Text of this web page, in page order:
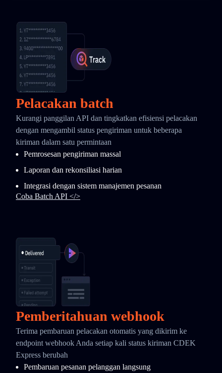
Pelacakan batch
Kurangi panggilan API dan tingkatkan efisiensi pelacakan
dengan mengambil status pengiriman untuk beberapa
kiriman dalam satu permintaan
Pemrosesan pengiriman massal
Laporan dan rekonsiliasi harian
Integrasi dengan sistem manajemen pesanan
Coba Batch API </>
Pemberitahuan webhook
Terima pembaruan pelacakan otomatis yang dikirim ke
endpoint webhook Anda setiap kali status kiriman CDEK
Express berubah
Pembaruan pesanan pelanggan langsung